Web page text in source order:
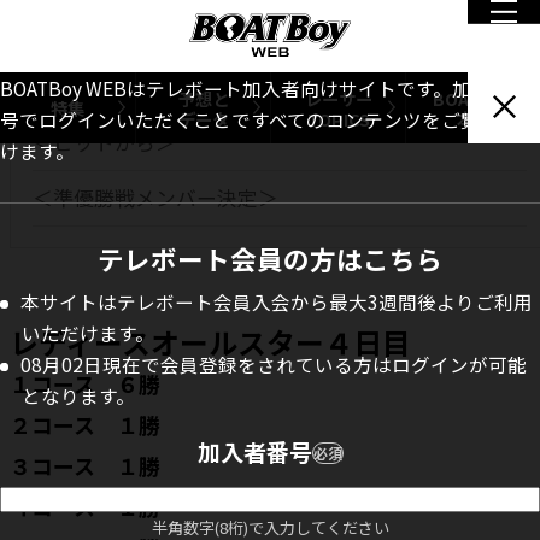
特集
予想と
データ
レーサー
TOPICS
BOATBoy
本誌
BOATBoy WEBはテレボート加入者向けサイトです。加入者番
号でログインいただくことですべてのコンテンツをご覧いただ
けます。
テレボート会員の方はこちら
本サイトはテレボート会員入会から最大3週間後よりご利用
いただけます。
08月02日現在で会員登録をされている方はログインが可能
となります。
加入者番号必須
半角数字(8桁)で入力してください
レディースオールスター４日目
＜本日のベストレース＞
＜ピットから＞
＜準優勝戦メンバー決定＞
レディースオールスター４日目
１コース ６勝
２コース １勝
３コース １勝
４コース １勝